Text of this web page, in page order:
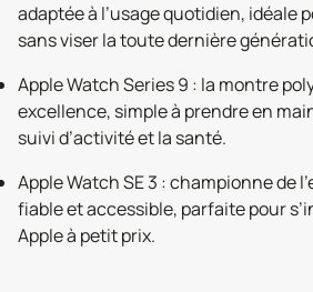
adaptée à l’usage quotidien, idéale
sans viser la toute dernière
Apple Watch Series 9 : la montre
excellence, simple à prendre en
suivi d’activité et la santé.
Apple Watch SE 3 : championne de
fiable et accessible, parfaite pour
Apple à petit prix.